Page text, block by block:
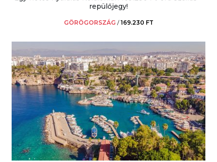
repülőjegy!
GÖRÖGORSZÁG /169.230 FT